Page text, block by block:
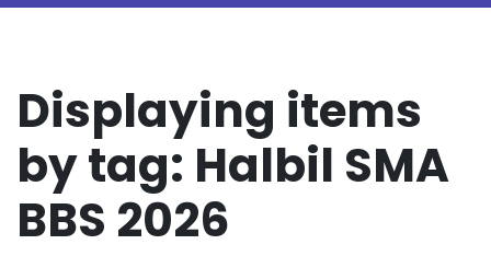
Displaying items
by tag: Halbil SMA
BBS 2026